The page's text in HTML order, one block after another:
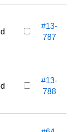
#13-
787
#13-
788